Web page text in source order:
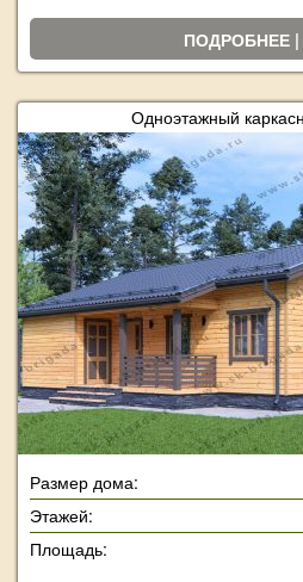
ПОДРОБНЕЕ |
Одноэтажный
Размер дома:
Этажей:
Площадь: